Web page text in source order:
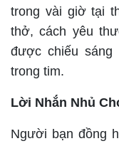
trong vài giờ tại
thở, cách yêu
được chiếu
trong tim.
Lời Nhắn Nhủ
Người bạn đồng